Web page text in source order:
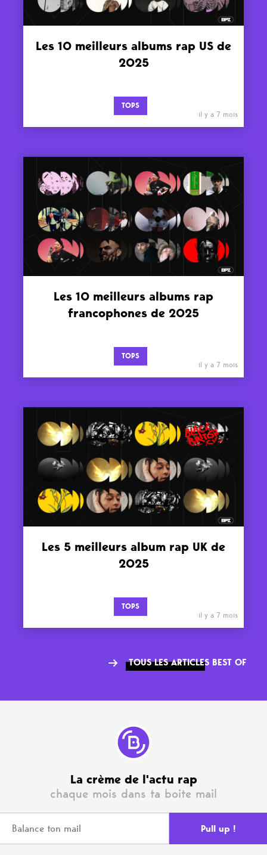
Les 10 meilleurs albums rap US de
2025
TOPS
il y a 7 mois
Les 10 meilleurs albums rap
francophones de 2025
TOPS
il y a 7 mois
Les 5 meilleurs album rap UK de
2025
TOPS
il y a 7 mois
TOUS LES ARTICLES BEST OF
La crème de l'actu rap
chaque mois dans ta boite mail